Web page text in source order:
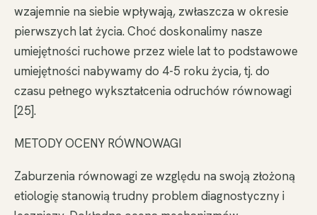
wzajemnie na siebie wpływają, zwłaszcza w okresie
pierwszych lat życia. Choć doskonalimy nasze
umiejętności ruchowe przez wiele lat to podstawowe
umiejętności nabywamy do 4-5 roku życia, tj. do
czasu pełnego wykształcenia odruchów równowagi
[25].
METODY OCENY RÓWNOWAGI
Zaburzenia równowagi ze względu na swoją złożoną
etiologię stanowią trudny problem diagnostyczny i